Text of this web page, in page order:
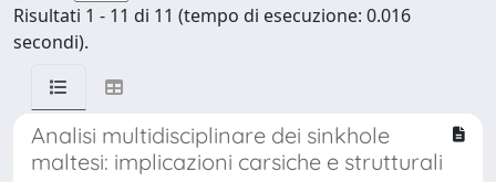
Risultati 1 - 11 di 11 (tempo di esecuzione: 0.016
secondi).
Analisi multidisciplinare dei sinkhole
maltesi: implicazioni carsiche e strutturali